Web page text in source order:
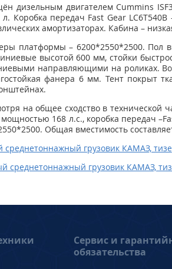
дизельным двигателем Cummins
Коробка передач Fast Gear LC6T540B
амортизаторах. Кабина –
платформы – 6200*2550*2500. Пол
высотой 600 мм, стойки
направляющими на роликах.
фанера 6 мм. Тент покрыт
на общее сходство в технической
мощностью 168 л.с., коробка передач
Общая вместимость
грузовик КАМАЗ,
среднетоннажный грузовик КАМАЗ,
Сервис и
обязательства